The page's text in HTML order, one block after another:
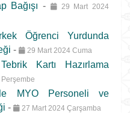
Bağışı -
29 Mart 2024
Öğrenci Yurdunda
- 29 Mart 2024 Cuma
Kartı Hazırlama
MYO Personeli ve
- 27 Mart 2024 Çarşamba